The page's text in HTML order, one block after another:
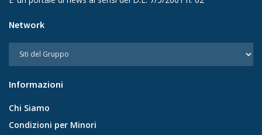
Network
Informazioni
Chi Siamo
Condizioni per Minori